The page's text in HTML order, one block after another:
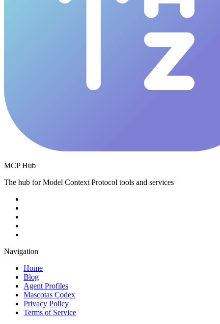
MCP Hub
The hub for Model Context Protocol tools and services
Navigation
Home
Blog
Agent Profiles
Mascotas Codex
Privacy Policy
Terms of Service